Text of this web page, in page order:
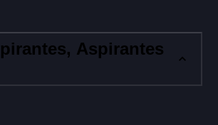
Aspirantes